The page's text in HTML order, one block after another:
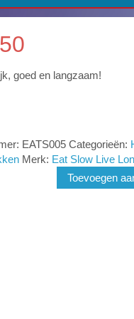
goed en langzaam!
EATS005 Categorieën:
Merk: Eat Slow Live
Toevoegen